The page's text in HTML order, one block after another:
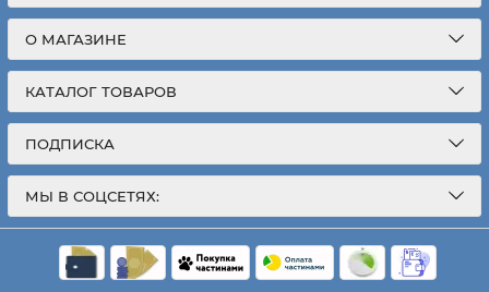
О МАГАЗИНЕ
КАТАЛОГ ТОВАРОВ
ПОДПИСКА
МЫ В СОЦСЕТЯХ: